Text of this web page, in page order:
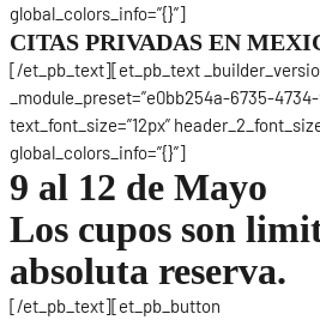
global_colors_info=”{}”]
CITAS PRIVADAS EN
[/et_pb_text][et_pb_text
_module_preset=”e0bb254a-6735-
text_font_size=”12px”
global_colors_info=”{}”]
9 al 12 de Mayo
Los cupos son
absoluta reserva.
[/et_pb_text][et_pb_button